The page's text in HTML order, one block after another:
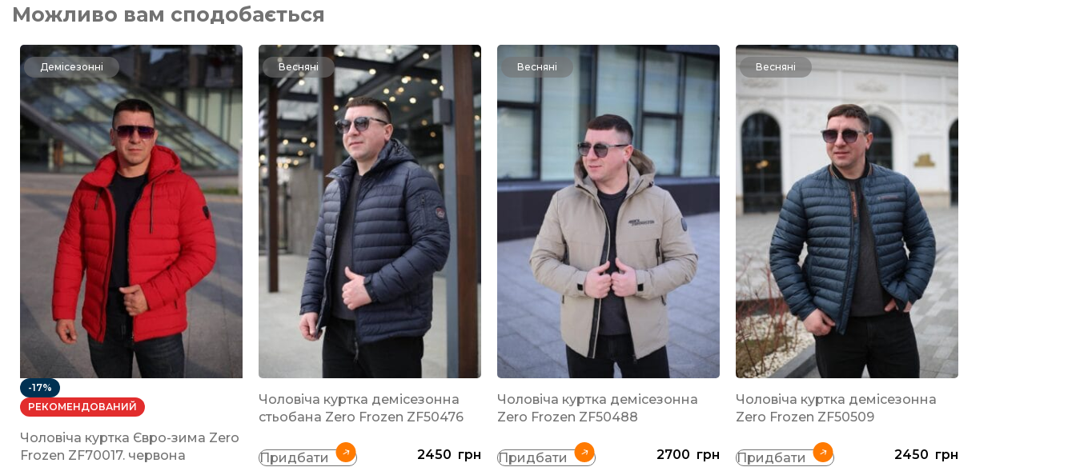
Можливо вам сподобається
Демісезонні
-17%
РЕКОМЕНДОВАНИЙ
Чоловіча куртка Євро-зима Zero
Frozen ZF70017. червона
Весняні
Чоловіча куртка демісезонна
стьобана Zero Frozen ZF50476
Придбати 2450 грн
Весняні
Чоловіча куртка демісезонна
Zero Frozen ZF50488
Придбати 2700 грн
Весняні
Чоловіча куртка демісезонна
Zero Frozen ZF50509
Придбати 2450 грн